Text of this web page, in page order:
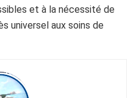
et à la nécessité de
universel aux soins de